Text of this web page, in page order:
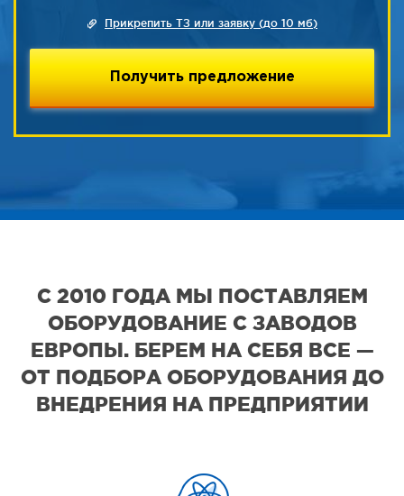
Прикрепить ТЗ или заявку (до 10 мб)
С 2010 ГОДА МЫ ПОСТАВЛЯЕМ
ОБОРУДОВАНИЕ С ЗАВОДОВ
ЕВРОПЫ. БЕРЕМ НА СЕБЯ ВСЕ —
ОТ ПОДБОРА ОБОРУДОВАНИЯ ДО
ВНЕДРЕНИЯ НА ПРЕДПРИЯТИИ